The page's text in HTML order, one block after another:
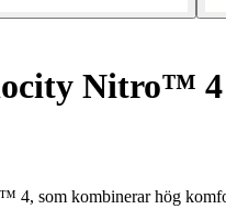
Nitro™ 4
4, som kombinerar hög